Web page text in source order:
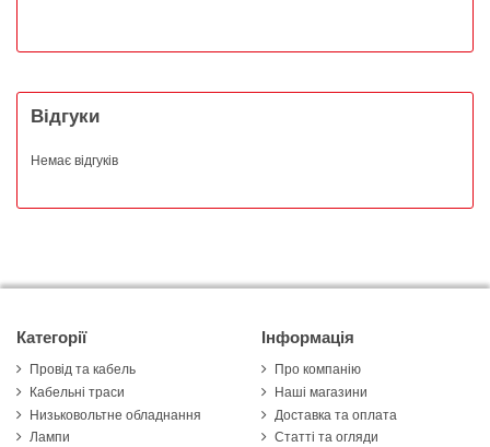
Відгуки
Немає відгуків
Категорії
Провід та кабель
Кабельні траси
Низьковольтне обладнання
Лампи
Інформація
Про компанію
Наші магазини
Доставка та оплата
Статті та огляди